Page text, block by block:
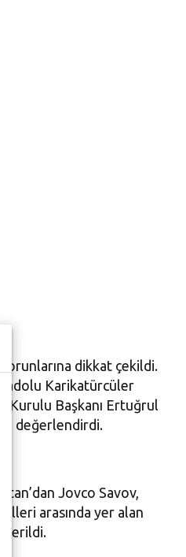
dikkat çekildi.
Karikatürcüler
Kurulu Başkanı Ertuğrul
değerlendirdi.
Jovco Savov,
arasında yer alan
verildi.